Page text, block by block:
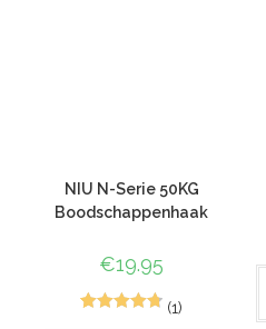
NIU N-Serie 50KG
Boodschappenhaak
€19.95
(1)